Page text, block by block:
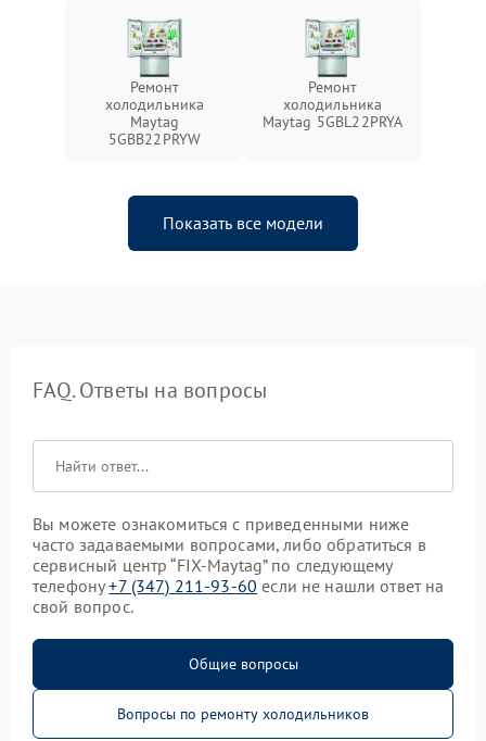
Ремонт
холодильника
Maytag
5GBB22PRYW
Ремонт
холодильника
Maytag 5GBL22PRYA
Показать все модели
FAQ. Ответы на вопросы
Вы можете ознакомиться с приведенными ниже
часто задаваемыми вопросами, либо обратиться в
сервисный центр “FIX-Maytag” по следующему
телефону+7 (347) 211-93-60 если не нашли ответ на
свой вопрос.
Общие вопросы
Вопросы по ремонту холодильников